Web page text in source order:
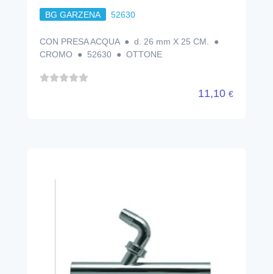
BG GARZENA 52630
CON PRESA ACQUA ● d. 26 mm X 25 CM. ●
CROMO ● 52630 ● OTTONE
11,10 €